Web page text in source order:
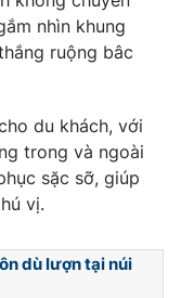
nhìn khung
ruộng bâc
du khách, với
trong và ngoài
sặc sỡ, giúp
vị.
dù lượn tại núi